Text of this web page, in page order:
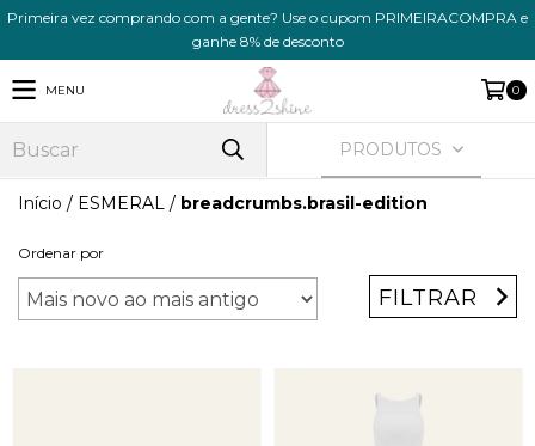
Primeira vez comprando com a gente? Use o cupom PRIMEIRACOMPRA e
ganhe 8% de desconto
MENU 0
PRODUTOS
Início / ESMERAL / breadcrumbs.brasil-edition
Ordenar por
FILTRAR